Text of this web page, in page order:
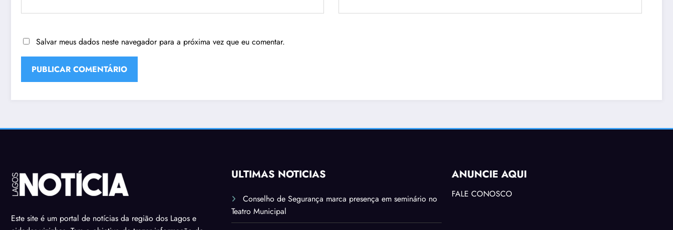
Salvar meus dados neste navegador para a próxima vez que eu comentar.
Este site é um portal de notícias da região dos Lagos e
ÚLTIMAS NOTÍCIAS
Conselho de Segurança marca presença em seminário no
Teatro Municipal
ANUNCIE AQUI
FALE CONOSCO